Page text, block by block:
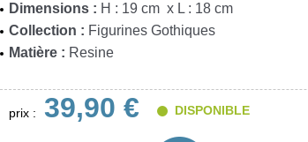
Dimensions : H : 19 cm x L : 18 cm
Collection : Figurines Gothiques
Matière : Resine
prix : 39,90 € DISPONIBLE